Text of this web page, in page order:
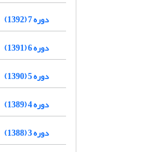
دوره 7 (1392)
دوره 6 (1391)
دوره 5 (1390)
دوره 4 (1389)
دوره 3 (1388)